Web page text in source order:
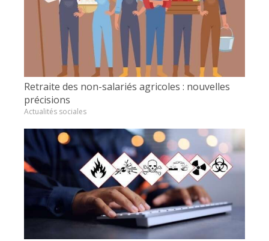
Retraite des non-salariés agricoles : nouvelles
précisions
Actualités sociales